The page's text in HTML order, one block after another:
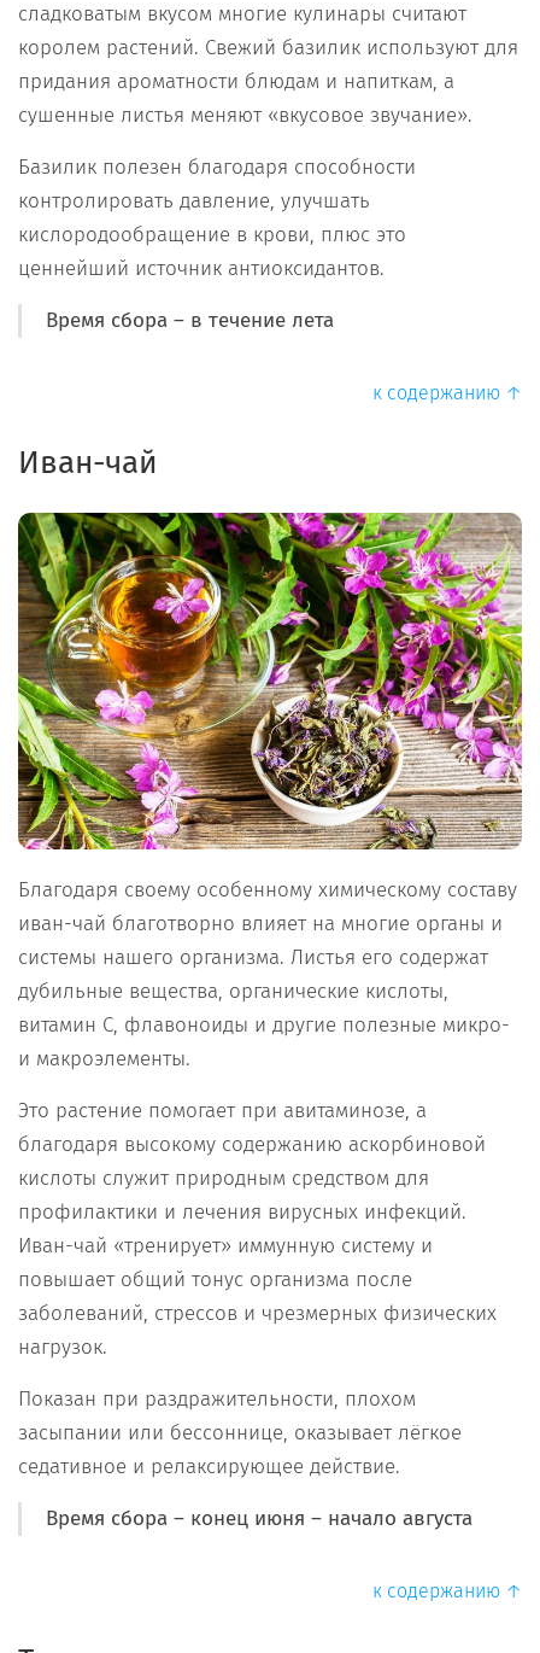
сладковатым вкусом многие кулинары считают
королем растений. Свежий базилик используют для
придания ароматности блюдам и напиткам, а
сушенные листья меняют «вкусовое звучание».
Базилик полезен благодаря способности
контролировать давление, улучшать
кислородообращение в крови, плюс это
ценнейший источник антиоксидантов.
Время сбора – в течение лета
к содержанию ↑
Иван-чай
Благодаря своему особенному химическому составу
иван-чай благотворно влияет на многие органы и
системы нашего организма. Листья его содержат
дубильные вещества, органические кислоты,
витамин C, флавоноиды и другие полезные микро-
и макроэлементы.
Это растение помогает при авитаминозе, а
благодаря высокому содержанию аскорбиновой
кислоты служит природным средством для
профилактики и лечения вирусных инфекций.
Иван-чай «тренирует» иммунную систему и
повышает общий тонус организма после
заболеваний, стрессов и чрезмерных физических
нагрузок.
Показан при раздражительности, плохом
засыпании или бессоннице, оказывает лёгкое
седативное и релаксирующее действие.
Время сбора – конец июня – начало августа
к содержанию ↑